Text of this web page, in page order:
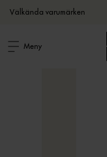
Välkända varumärken
Meny